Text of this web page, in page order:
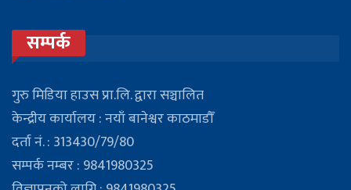
सम्पर्क
गुरु मिडिया हाउस प्रा.लि. द्वारा सञ्चालित
केन्द्रीय कार्यालय : नयाँ बानेश्वर काठमाडौँ
दर्ता नं. : 313430/79/80
सम्पर्क नम्बर : 9841980325